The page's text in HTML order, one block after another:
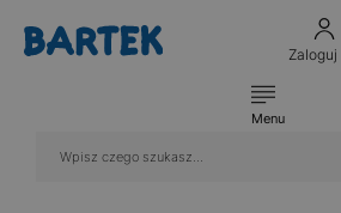
Zaloguj
Menu